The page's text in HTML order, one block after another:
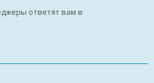
ответят вам в